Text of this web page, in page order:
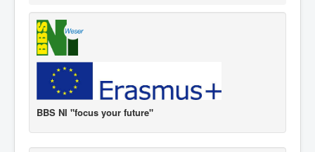
BBS NI "focus your future"